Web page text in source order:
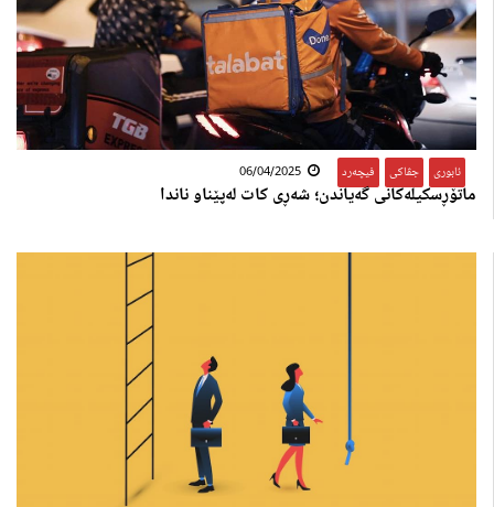
ئابوری جڤاکی فیچەرد 06/04/2025
ماتۆڕسکیلەکانی گەیاندن؛ ‎شەڕی کات لەپێناو ناندا